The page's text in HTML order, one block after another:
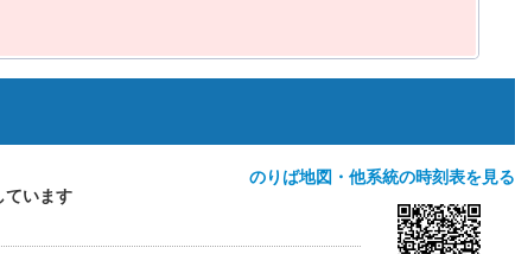
のりば地図・他系統の時刻表を見る
ています